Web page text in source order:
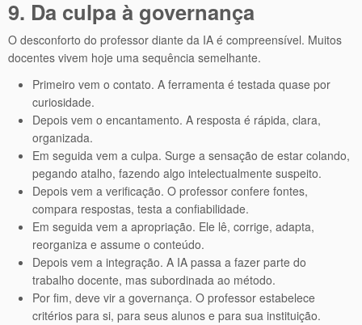
9. Da culpa à governança
O desconforto do professor diante da IA é compreensível. Muitos
docentes vivem hoje uma sequência semelhante.
Primeiro vem o contato. A ferramenta é testada quase por
curiosidade.
Depois vem o encantamento. A resposta é rápida, clara,
organizada.
Em seguida vem a culpa. Surge a sensação de estar colando,
pegando atalho, fazendo algo intelectualmente suspeito.
Depois vem a verificação. O professor confere fontes,
compara respostas, testa a confiabilidade.
Em seguida vem a apropriação. Ele lê, corrige, adapta,
reorganiza e assume o conteúdo.
Depois vem a integração. A IA passa a fazer parte do
trabalho docente, mas subordinada ao método.
Por fim, deve vir a governança. O professor estabelece
critérios para si, para seus alunos e para sua instituição.